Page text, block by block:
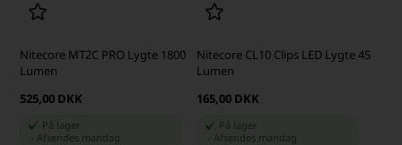
Nitecore MT2C PRO Lygte 1800
Lumen
525,00 DKK
På lager
Afsendes mandag
Nitecore CL10 Clips LED Lygte 45
Lumen
165,00 DKK
På lager
Afsendes mandag